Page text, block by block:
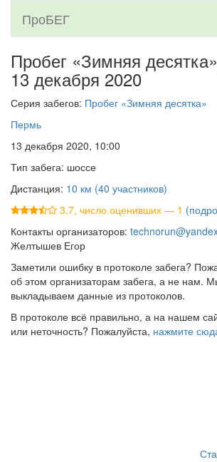
ПроБЕГ
Пробег «Зимняя
13 декабря 2020
Серия забегов: Пробег «Зимняя десятка»
Пермь
13 декабря 2020, 10:00
Тип забега: шоссе
Дистанция: 10 км (40 участников)
3.7, число оценивших — 1
Контакты организаторов:
Желтышев Егор
Заметили ошибку в протоколе забега?
об этом организаторам забега, а не нам.
выкладываем данные из протоколов.
В протоколе всё правильно, а на нашем
или неточность? Пожалуйста, нажмите